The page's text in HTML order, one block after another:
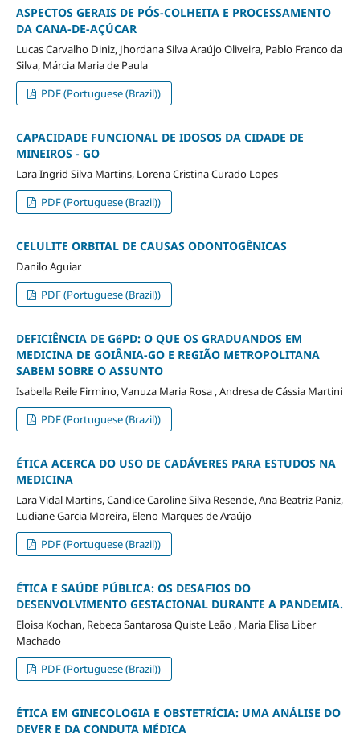
ASPECTOS GERAIS DE PÓS-COLHEITA E PROCESSAMENTO
DA CANA-DE-AÇÚCAR
Lucas Carvalho Diniz, Jhordana Silva Araújo Oliveira, Pablo Franco da
Silva, Márcia Maria de Paula
PDF (Portuguese (Brazil))
CAPACIDADE FUNCIONAL DE IDOSOS DA CIDADE DE
MINEIROS - GO
Lara Ingrid Silva Martins, Lorena Cristina Curado Lopes
PDF (Portuguese (Brazil))
CELULITE ORBITAL DE CAUSAS ODONTOGÊNICAS
Danilo Aguiar
PDF (Portuguese (Brazil))
DEFICIÊNCIA DE G6PD: O QUE OS GRADUANDOS EM
MEDICINA DE GOIÂNIA-GO E REGIÃO METROPOLITANA
SABEM SOBRE O ASSUNTO
Isabella Reile Firmino, Vanuza Maria Rosa , Andresa de Cássia Martini
PDF (Portuguese (Brazil))
ÉTICA ACERCA DO USO DE CADÁVERES PARA ESTUDOS NA
MEDICINA
Lara Vidal Martins, Candice Caroline Silva Resende, Ana Beatriz Paniz,
Ludiane Garcia Moreira, Eleno Marques de Araújo
PDF (Portuguese (Brazil))
ÉTICA E SAÚDE PÚBLICA: OS DESAFIOS DO
DESENVOLVIMENTO GESTACIONAL DURANTE A PANDEMIA.
Eloisa Kochan, Rebeca Santarosa Quiste Leão , Maria Elisa Liber
Machado
PDF (Portuguese (Brazil))
ÉTICA EM GINECOLOGIA E OBSTETRÍCIA: UMA ANÁLISE DO
DEVER E DA CONDUTA MÉDICA